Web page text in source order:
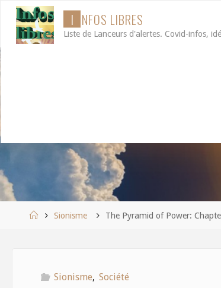
Aller
contenu
I NFOS L IBRES
Liste de Lanceurs d'alertes. Covid-infos,
AccueilSionisme The Pyramid of Power:
Sionisme, Société